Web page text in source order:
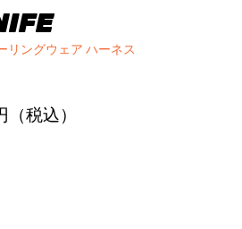
リングウェア ハーネス
（税込）